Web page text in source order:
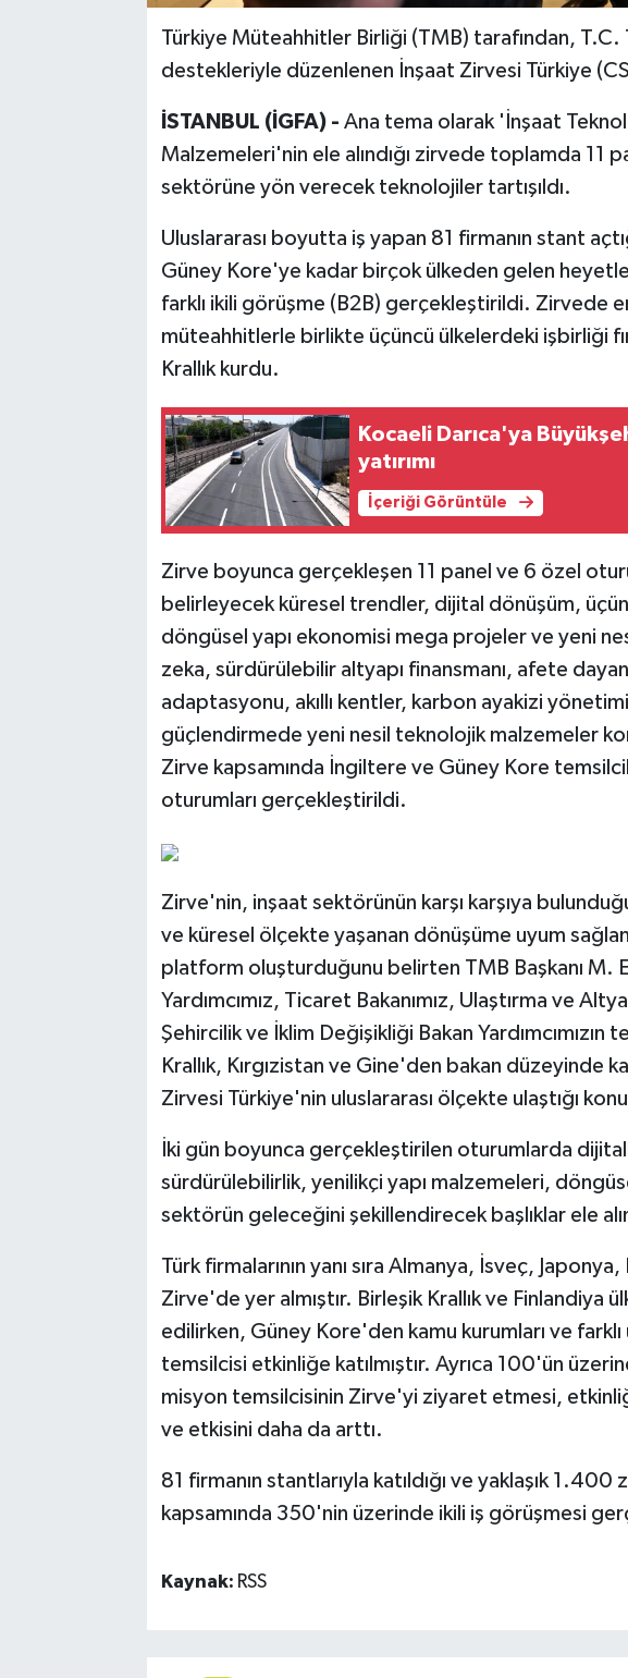
Türkiye Müteahhitler Birliği (TMB) tarafından, T.C.
destekleriyle düzenlenen İnşaat Zirvesi Türkiye
İSTANBUL (İGFA) - Ana tema olarak 'İnşaat
Malzemeleri'nin ele alındığı zirvede toplamda 11
sektörüne yön verecek teknolojiler tartışıldı.
Uluslararası boyutta iş yapan 81 firmanın stant
Güney Kore'ye kadar birçok ülkeden gelen
farklı ikili görüşme (B2B) gerçekleştirildi. Zirvede
müteahhitlerle birlikte üçüncü ülkelerdeki işbirliği
Krallık kurdu.
Kocaeli Darıca'ya
yatırımı
İçeriği Görüntüle
Zirve boyunca gerçekleşen 11 panel ve 6 özel
belirleyecek küresel trendler, dijital dönüşüm,
döngüsel yapı ekonomisi mega projeler ve yeni
zeka, sürdürülebilir altyapı finansmanı, afete
adaptasyonu, akıllı kentler, karbon ayakizi yönetimi
güçlendirmede yeni nesil teknolojik malzemeler
Zirve kapsamında İngiltere ve Güney Kore
oturumları gerçekleştirildi.
Zirve'nin, inşaat sektörünün karşı karşıya
ve küresel ölçekte yaşanan dönüşüme uyum
platform oluşturduğunu belirten TMB Başkanı M.
Yardımcımız, Ticaret Bakanımız, Ulaştırma ve
Şehircilik ve İklim Değişikliği Bakan Yardımcımızın
Krallık, Kırgızistan ve Gine'den bakan düzeyinde
Zirvesi Türkiye'nin uluslararası ölçekte ulaştığı
İki gün boyunca gerçekleştirilen oturumlarda
sürdürülebilirlik, yenilikçi yapı malzemeleri,
sektörün geleceğini şekillendirecek başlıklar ele
Türk firmalarının yanı sıra Almanya, İsveç,
Zirve'de yer almıştır. Birleşik Krallık ve Finlandiya
edilirken, Güney Kore'den kamu kurumları ve
temsilcisi etkinliğe katılmıştır. Ayrıca 100'ün
misyon temsilcisinin Zirve'yi ziyaret etmesi,
ve etkisini daha da arttı.
81 firmanın stantlarıyla katıldığı ve yaklaşık
kapsamında 350'nin üzerinde ikili iş görüşmesi
Kaynak: RSS